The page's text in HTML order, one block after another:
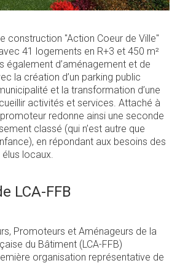
construction "Action Coeur de Ville"
41 logements en R+3 et 450 m²
également d’aménagement et de
la création d’un parking public
et la transformation d’une
activités et services. Attaché à
redonne ainsi une seconde
classé (qui n’est autre que
en répondant aux besoins des
locaux.
LCA-FFB
Promoteurs et Aménageurs de la
du Bâtiment (LCA-FFB)
organisation représentative de